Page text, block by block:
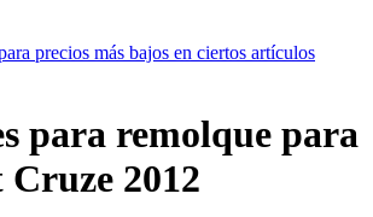
precios más bajos en ciertos artículos
para remolque para
2012